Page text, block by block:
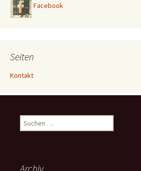
Facebook
Seiten
Kontakt
Suchen
nach:
Archiv